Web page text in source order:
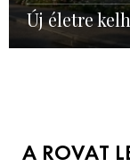
Új életre
A ROVAT